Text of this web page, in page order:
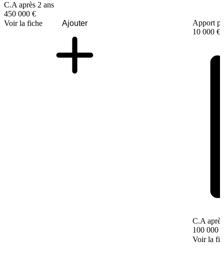
C.A après 2 ans
450 000 €
Voir la fiche
Ajouter
Apport
10 000 €
C.A
100 000 €
Voir la